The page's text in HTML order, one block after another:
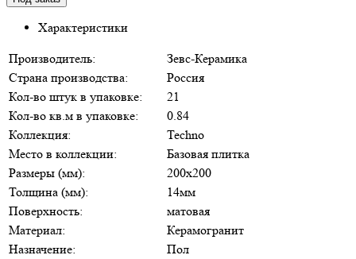
Характеристики
Производитель:
Зевс-Керамика
Страна производства:
Россия
Кол-во штук в упаковке:
21
Кол-во кв.м в упаковке:
0.84
Коллекция:
Techno
Место в коллекции:
Базовая плитка
Размеры (мм):
200х200
Толщина (мм):
14мм
Поверхность:
матовая
Материал:
Керамогранит
Назначение:
Пол